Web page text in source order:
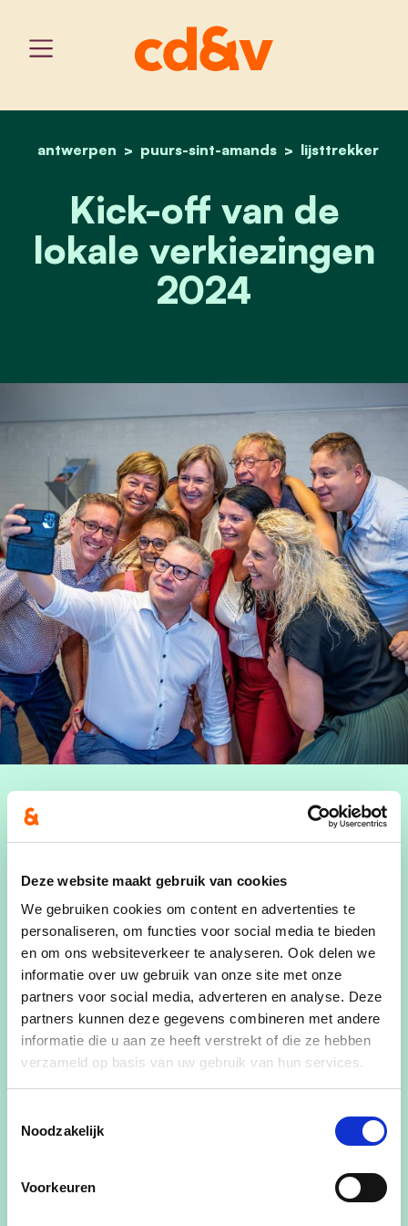
Deze website maakt gebruik van cookies
We gebruiken cookies om content en advertenties te
personaliseren, om functies voor social media te bieden
en om ons websiteverkeer te analyseren. Ook delen we
informatie over uw gebruik van onze site met onze
partners voor social media, adverteren en analyse. Deze
partners kunnen deze gegevens combineren met andere
informatie die u aan ze heeft verstrekt of die ze hebben
verzameld op basis van uw gebruik van hun services.
Noodzakelijk
Voorkeuren
home
antwerpen puurs-sint-amands lijsttrekker
kick-off van de lokale
Kick-off van de
lokale verkiezingen
2024
Publicatiedatum
Els Goedgezelschap
Deel dit artikel
Lees voor
De lijsttrekker is bepaald! Onze burgemeester,
Koen Van den Heuvel werd door het partijbestuur
van CD&V Puurs-Sint-Amands unaniem aangeduid
als lijsttrekker voor de